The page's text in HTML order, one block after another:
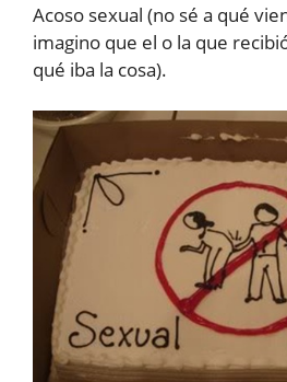
Acoso sexual (no sé a qué
imagino que el o la que
qué iba la cosa).